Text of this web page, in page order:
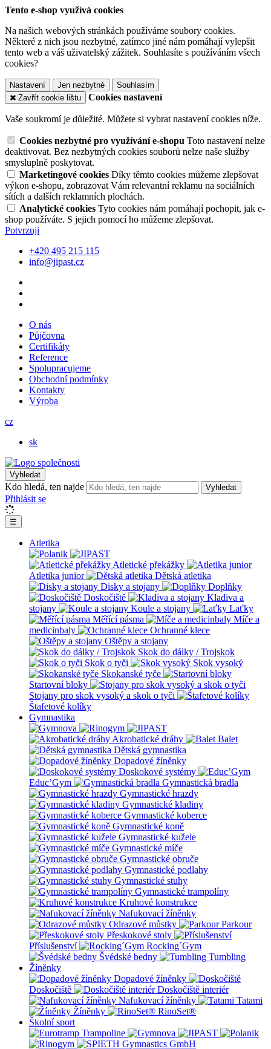
Tento e-shop využívá cookies
Na našich webových stránkách používáme soubory cookies.
Některé z nich jsou nezbytné, zatímco jiné nám pomáhají vylepšit
tento web a váš uživatelský zážitek. Souhlasíte s používáním všech
cookies?
Nastavení Jen nezbytné
Souhlasím
Zavřít cookie lištu
Cookies nastavení
Vaše soukromí je důležité. Můžete si vybrat nastavení cookies níže.
Cookies nezbytné pro využívání e-shopu Toto nastavení nelze
deaktivovat. Bez nezbytných cookies souborů nelze naše služby
smysluplně poskytovat.
Marketingové cookies Díky těmto cookies můžeme zlepšovat
výkon e-shopu, zobrazovat Vám relevantní reklamu na sociálních
sítích a dalších reklamních plochách.
Analytické cookies Tyto cookies nám pomáhají pochopit, jak e-
shop používáte. S jejich pomocí ho můžeme zlepšovat.
Potvrzuji
+420 495 215 115
info@jipast.cz
O nás
Půjčovna
Certifikáty
Reference
Spolupracujeme
Obchodní podmínky
Kontakty
Výroba
cz
sk
Vyhledat
Kdo hledá, ten najde Vyhledat
Přihlásit se
☰
Atletika
Atletické překážky
Atletika junior
Dětská atletika
Disky a stojany
Doplňky
Doskočiště
Kladiva a
stojany
Koule a stojany
Laťky
Měřící pásma
Míče a
medicinbaly
Ochranné klece
Oštěpy a stojany
Skok do dálky / Trojskok
Skok o tyči
Skok vysoký
Skokanské tyče
Startovní bloky
Stojany pro skok vysoký a skok o tyči
Štafetové kolíky
Gymnastika
Akrobatické dráhy
Balet
Dětská gymnastika
Dopadové žíněnky
Doskokové systémy
Educ’Gym
Gymnastická bradla
Gymnastické hrazdy
Gymnastické kladiny
Gymnastické koberce
Gymnastické koně
Gymnastické kužele
Gymnastické míče
Gymnastické obruče
Gymnastické podlahy
Gymnastické stuhy
Gymnastické trampolíny
Kruhové konstrukce
Nafukovací žíněnky
Odrazové můstky
Parkour
Přeskokové stoly
Příslušenství
Rocking´Gym
Švédské bedny
Tumbling
Žíněnky
Dopadové žíněnky
Doskočiště
Doskočiště interiér
Nafukovací žíněnky
Tatami
Žíněnky
RinoSet®
Školní sport